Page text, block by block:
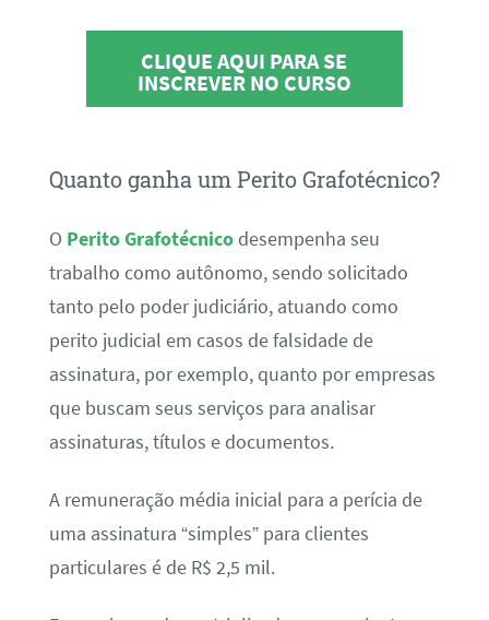
CLIQUE AQUI PARA SE
INSCREVER NO CURSO
Quanto ganha um Perito Grafotécnico?
O Perito Grafotécnicodesempenha seu
trabalho como autônomo, sendo solicitado
tanto pelo poder judiciário, atuando como
perito judicial em casos de falsidade de
assinatura, por exemplo, quanto por empresas
que buscam seus serviços para analisar
assinaturas, títulos e documentos.
A remuneração média inicial para a perícia de
uma assinatura “simples” para clientes
particulares é de R$ 2,5 mil.